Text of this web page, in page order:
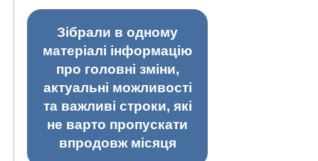
Зібрали в одному
матеріалі інформацію
про головні зміни,
актуальні можливості
та важливі строки, які
не варто пропускати
впродовж місяця